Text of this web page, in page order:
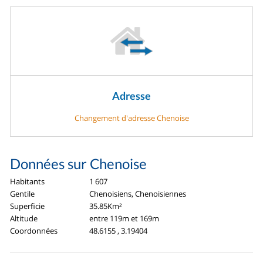
Adresse
Changement d'adresse Chenoise
Données sur Chenoise
Habitants
1 607
Gentile
Chenoisiens, Chenoisiennes
Superficie
35.85Km²
Altitude
entre 119m et 169m
Coordonnées
48.6155 , 3.19404